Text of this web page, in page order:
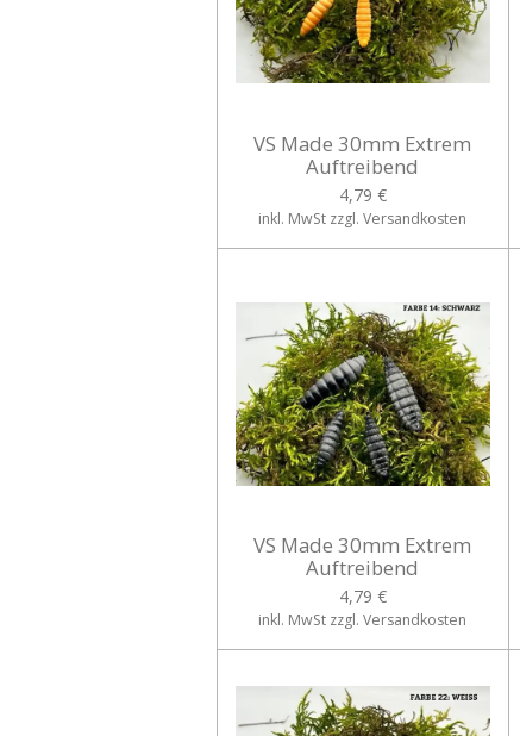
VS Made 30mm Extrem
Auftreibend
4,79 €
inkl. MwSt zzgl. Versandkosten
VS Made 30mm Extrem
Auftreibend
4,79 €
inkl. MwSt zzgl. Versandkosten